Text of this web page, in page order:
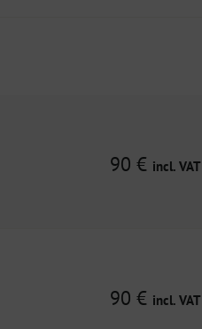
90 € incl. VAT
90 € incl. VAT